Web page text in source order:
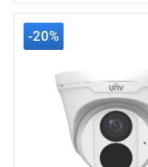
-20%